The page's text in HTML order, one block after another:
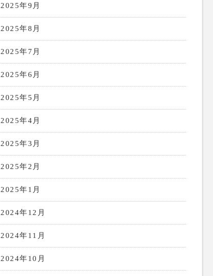
2025年9月
2025年8月
2025年7月
2025年6月
2025年5月
2025年4月
2025年3月
2025年2月
2025年1月
2024年12月
2024年11月
2024年10月